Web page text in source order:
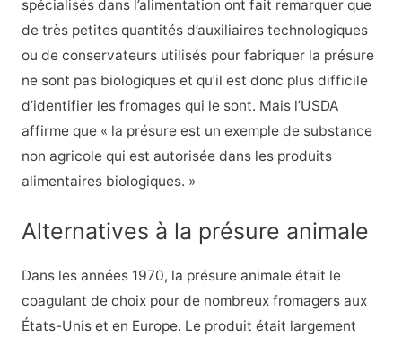
spécialisés dans l’alimentation ont fait remarquer que
de très petites quantités d’auxiliaires technologiques
ou de conservateurs utilisés pour fabriquer la présure
ne sont pas biologiques et qu’il est donc plus difficile
d’identifier les fromages qui le sont. Mais l’USDA
affirme que « la présure est un exemple de substance
non agricole qui est autorisée dans les produits
alimentaires biologiques. »
Alternatives à la présure animale
Dans les années 1970, la présure animale était le
coagulant de choix pour de nombreux fromagers aux
États-Unis et en Europe. Le produit était largement